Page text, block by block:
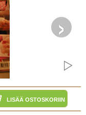
›
LISÄÄ OSTOSKORIIN